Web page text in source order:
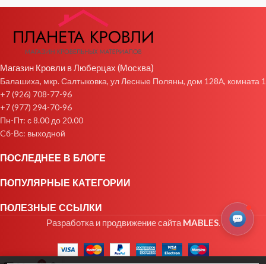
Магазин Кровли в Люберцах (Москва)
Балашиха, мкр. Салтыковка, ул Лесные Поляны, дом 128А, комната 1
+7 (926) 708-77-96
+7 (977) 294-70-96
Пн-Пт: с 8.00 до 20.00
Cб-Вс: выходной
ПОСЛЕДНЕЕ В БЛОГЕ
ПОПУЛЯРНЫЕ КАТЕГОРИИ
ПОЛЕЗНЫЕ ССЫЛКИ
Разработка и продвижение сайтаMABLES.